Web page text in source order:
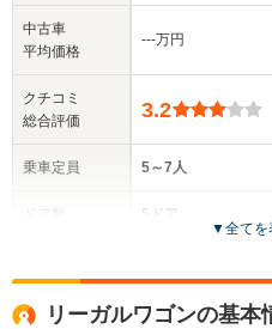
中古車
平均価格
クチコミ
総合評価
乗車定員
‐‐‐万円
3.2
5～7人
5ドア
全高
▼全てを
リーガルワゴンの基本